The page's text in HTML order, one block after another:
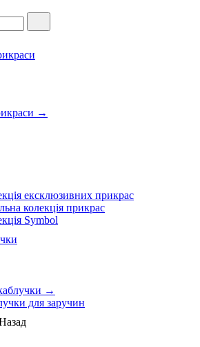
→
ексклюзивних прикрас
колекція прикрас
Symbol
→
для заручин